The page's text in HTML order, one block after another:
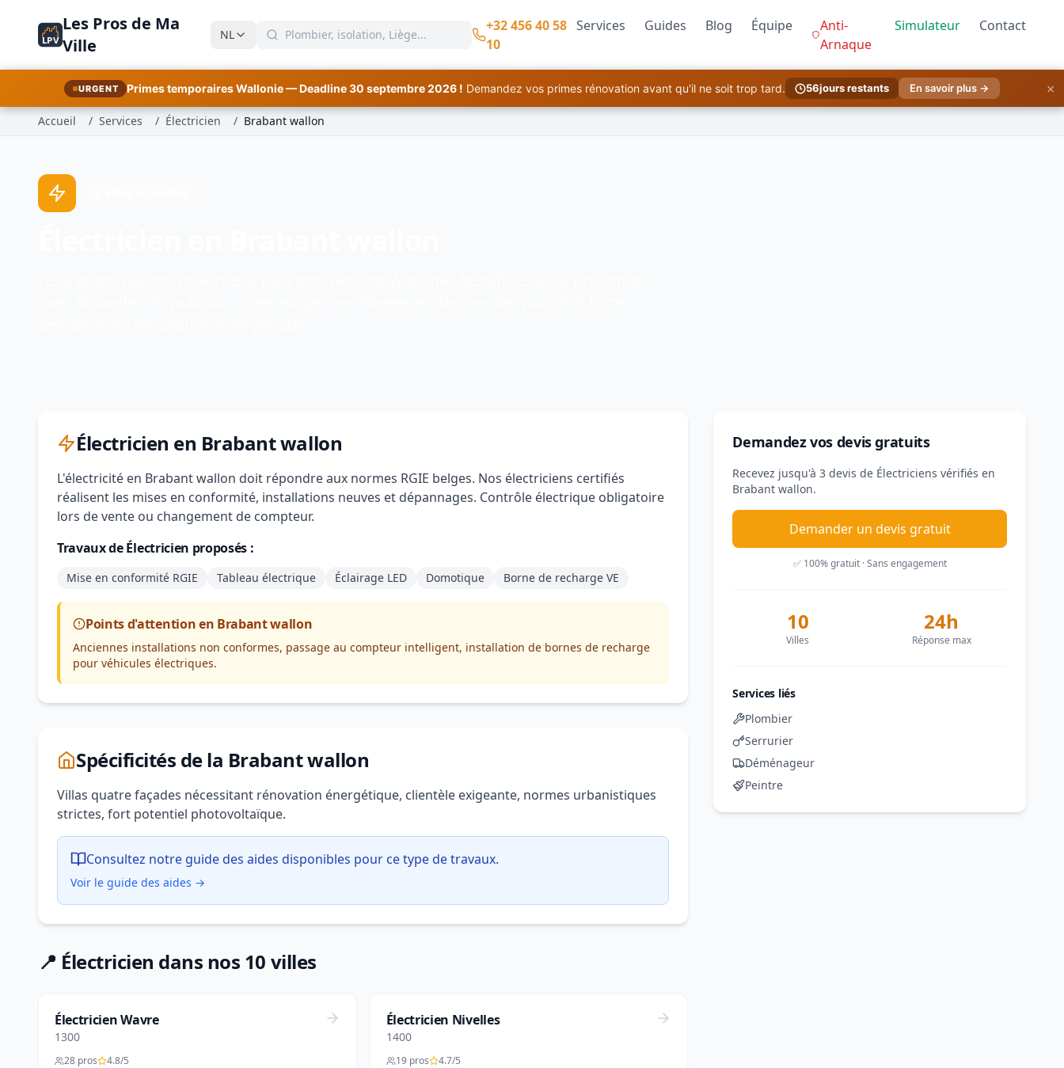
LPV
Les Pros de Ma
Ville
NL
+32 456 40 58
10
Services Guides Blog Équipe
Anti-
Arnaque
Simulateur Contact
URGENT Primes temporaires Wallonie — Deadline 30 septembre 2026 ! Demandez vos primes rénovation avant qu'il ne soit trop tard. 56jours restants En savoir plus → ×
Accueil / Services / Électricien / Brabant wallon
Électricien en Brabant wallon
L'électricité en Brabant wallon doit répondre aux normes RGIE belges. Nos électriciens certifiés
réalisent les mises en conformité, installations neuves et dépannages. Contrôle électrique obligatoire
lors de vente ou changement de compteur.
Travaux de Électricien proposés :
Mise en conformité RGIE Tableau électrique Éclairage LED Domotique Borne de recharge VE
Points d'attention en Brabant wallon
Anciennes installations non conformes, passage au compteur intelligent, installation de bornes de recharge
pour véhicules électriques.
Spécificités de la Brabant wallon
Villas quatre façades nécessitant rénovation énergétique, clientèle exigeante, normes urbanistiques
strictes, fort potentiel photovoltaïque.
Consultez notre guide des aides disponibles pour ce type de travaux.
Voir le guide des aides →
📍 Électricien dans nos 10 villes
Électricien Wavre
1300
28 pros 4.8/5
Électricien Nivelles
1400
19 pros 4.7/5
Demandez vos devis gratuits
Recevez jusqu'à 3 devis de Électriciens vérifiés en
Brabant wallon.
Demander un devis gratuit
✅ 100% gratuit · Sans engagement
10
Villes
24h
Réponse max
Services liés
Plombier
Serrurier
Déménageur
Peintre